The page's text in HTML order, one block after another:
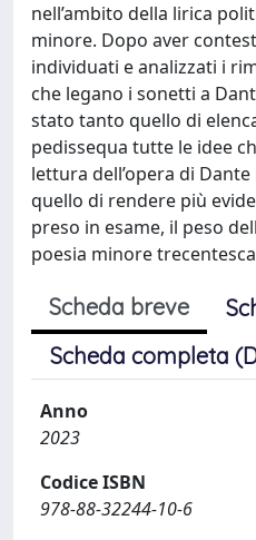
nell’ambito della lirica
minore. Dopo aver
individuati e analizzati i
che legano i sonetti a
stato tanto quello di
pedissequa tutte le idee
lettura dell’opera di
quello di rendere più
preso in esame, il peso
poesia minore
Scheda breve
Scheda completa
Anno
2023
Codice ISBN
978-88-32244-10-6